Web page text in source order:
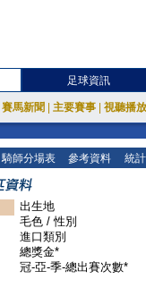
足球資訊
賽馬新聞 主要賽事 視聽播
騎師分場表 參考資料 統
出生地
毛色 / 性別
進口類別
總獎金*
冠-亞-季-總出賽次數*